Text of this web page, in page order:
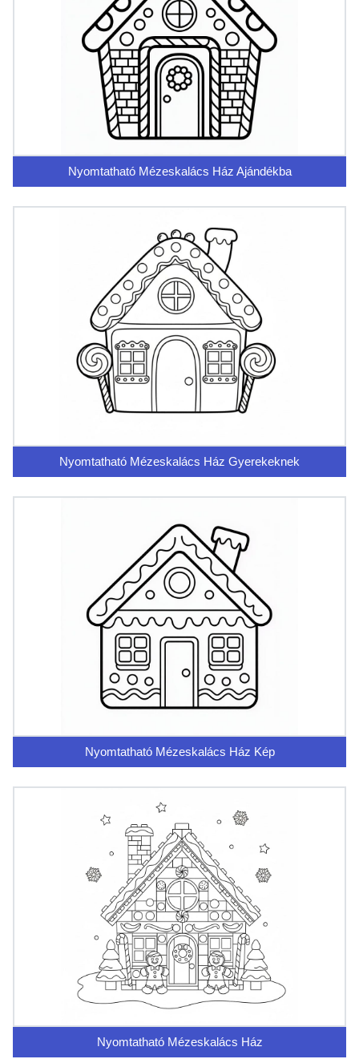
Nyomtatható Mézeskalács Ház Ajándékba
Nyomtatható Mézeskalács Ház Gyerekeknek
Nyomtatható Mézeskalács Ház Kép
Nyomtatható Mézeskalács Ház